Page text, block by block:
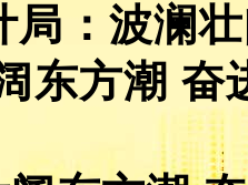
局：波澜
东方潮